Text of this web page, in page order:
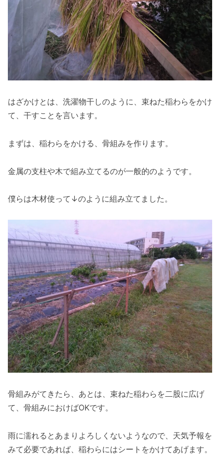
はざかけとは、洗濯物干しのように、束ねた稲わらをかけ
て、干すことを言います。
まずは、稲わらをかける、骨組みを作ります。
金属の支柱や木で組み立てるのが一般的のようです。
僕らは木材使って↓のように組み立てました。
骨組みがてきたら、あとは、束ねた稲わらを二股に広げ
て、骨組みにおけばOKです。
雨に濡れるとあまりよろしくないようなので、天気予報を
みて必要であれば、稲わらにはシートをかけてあげます。